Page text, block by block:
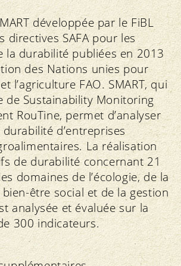
développée par le FiBL
directives SAFA pour les
la durabilité publiées en 2013
des Nations unies pour
l’agriculture FAO. SMART, qui
de Sustainability Monitoring
RouTine, permet d’analyser
durabilité d’entreprises
La réalisation
de durabilité concernant 21
domaines de l’écologie, de la
être social et de la gestion
analysée et évaluée sur la
300 indicateurs.